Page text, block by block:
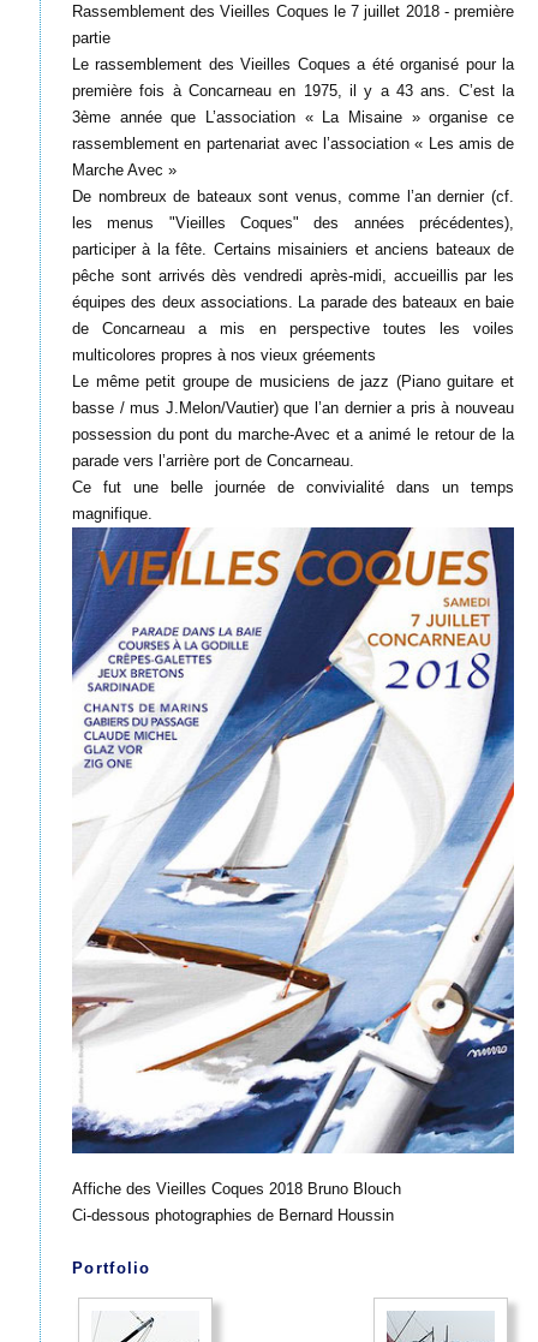
Rassemblement des Vieilles Coques le 7 juillet 2018 - première
partie
Le rassemblement des Vieilles Coques a été organisé pour la
première fois à Concarneau en 1975, il y a 43 ans. C’est la
3ème année que L’association « La Misaine » organise ce
rassemblement en partenariat avec l’association « Les amis de
Marche Avec »
De nombreux de bateaux sont venus, comme l’an dernier (cf.
les menus "Vieilles Coques" des années précédentes),
participer à la fête. Certains misainiers et anciens bateaux de
pêche sont arrivés dès vendredi après-midi, accueillis par les
équipes des deux associations. La parade des bateaux en baie
de Concarneau a mis en perspective toutes les voiles
multicolores propres à nos vieux gréements
Le même petit groupe de musiciens de jazz (Piano guitare et
basse / mus J.Melon/Vautier) que l’an dernier a pris à nouveau
possession du pont du marche-Avec et a animé le retour de la
parade vers l’arrière port de Concarneau.
Ce fut une belle journée de convivialité dans un temps
magnifique.
Affiche des Vieilles Coques 2018 Bruno Blouch
Ci-dessous photographies de Bernard Houssin
Portfolio